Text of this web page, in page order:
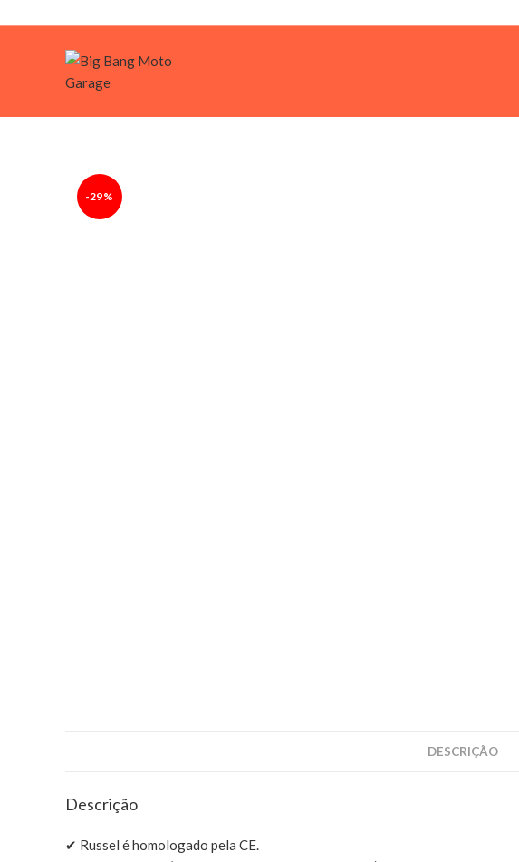
-29%
DESCRIÇÃO
Descrição
✔ Russel é homologado pela CE.